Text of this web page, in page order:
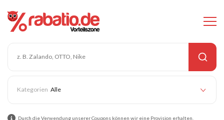
Alle
Durch die Verwendung unserer Coupons können wir eine Provision erhalten.